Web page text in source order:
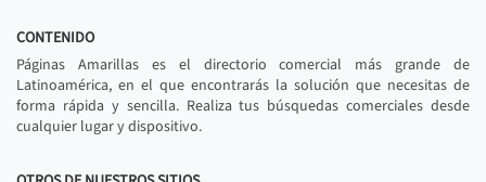
CONTENIDO
Páginas Amarillas es el directorio comercial más grande de
Latinoamérica, en el que encontrarás la solución que necesitas de
forma rápida y sencilla. Realiza tus búsquedas comerciales desde
cualquier lugar y dispositivo.